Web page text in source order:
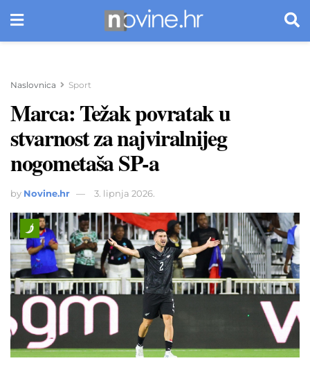
Naslovnica Sport
Marca: Težak povratak u
stvarnost za najviralnijeg
nogometaša SP-a
by Novine.hr 3. lipnja 2026.